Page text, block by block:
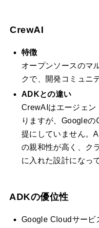
CrewAI
特徴
オープンソースのマ
クで、開発コミュニ
ADKとの違い
CrewAIはエージェン
りますが、Google
提にしていません。
の親和性が高く、ク
に入れた設計になっ
ADKの優位性
Google Cloudサービ